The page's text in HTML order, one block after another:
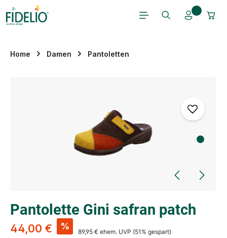
Zum Hauptinhalt springen
Home Damen Pantoletten
Pantolette Gini safran patch
44,00 € %
89,95 € ehem. UVP (51% gespart)